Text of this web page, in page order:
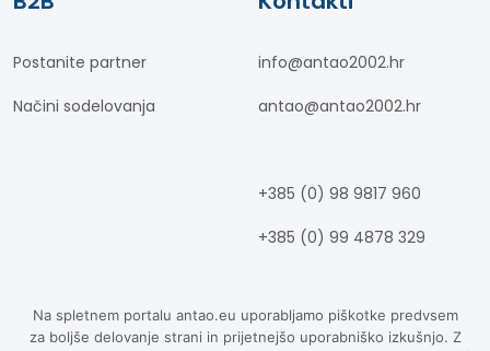
Postanite partner
Načini sodelovanja
info@antao2002.hr
antao@antao2002.hr
+385 (0) 98 9817 960
+385 (0) 99 4878 329
Na spletnem portalu antao.eu uporabljamo piškotke predvsem
za boljše delovanje strani in prijetnejšo uporabniško izkušnjo. Z